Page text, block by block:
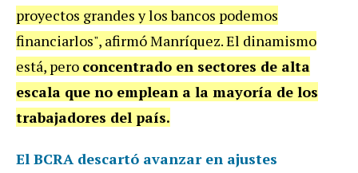
proyectos grandes y los bancos podemos
financiarlos", afirmó Manríquez. El dinamismo
está, pero concentrado en sectores de alta
escala que no emplean a la mayoría de los
trabajadores del país.
El BCRA descartó avanzar en ajustes